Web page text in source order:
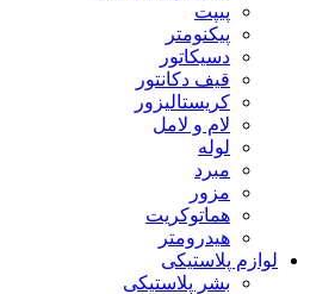
پیپت
پیکنومتر
دسیکاتور
قیف دکانتور
کریستالیزور
لام و لامل
لوله
مبرد
مزور
هماتوکریت
هیدرومتر
لوازم پلاستیکی
بشر پلاستیکی